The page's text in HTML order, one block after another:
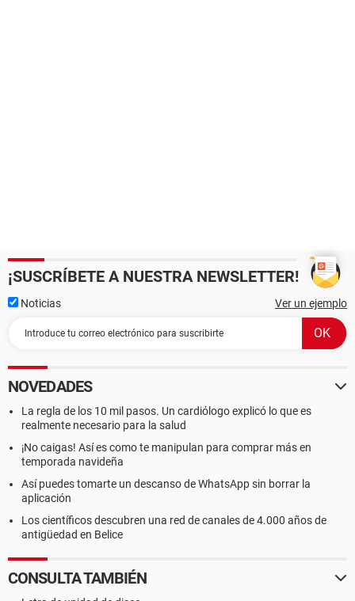
¡SUSCRÍBETE A NUESTRA NEWSLETTER!
Noticias Ver un ejemplo
NOVEDADES
La regla de los 10 mil pasos. Un cardiólogo explicó lo que es
realmente necesario para la salud
¡No caigas! Así es como te manipulan para comprar más en
temporada navideña
Así puedes tomarte un descanso de WhatsApp sin borrar la
aplicación
Los científicos descubren una red de canales de 4.000 años de
antigüedad en Belice
CONSULTA TAMBIÉN